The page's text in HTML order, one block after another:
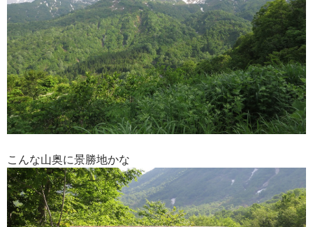
こんな山奥に景勝地かな